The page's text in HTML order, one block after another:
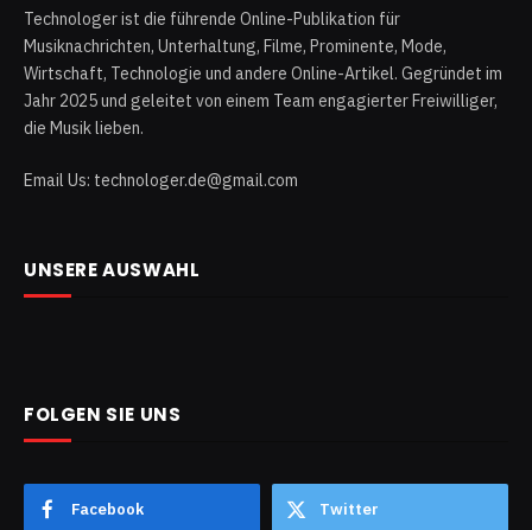
Technologer ist die führende Online-Publikation für
Musiknachrichten, Unterhaltung, Filme, Prominente, Mode,
Wirtschaft, Technologie und andere Online-Artikel. Gegründet im
Jahr 2025 und geleitet von einem Team engagierter Freiwilliger,
die Musik lieben.
Email Us: technologer.de@gmail.com
UNSERE AUSWAHL
FOLGEN SIE UNS
Facebook Twitter